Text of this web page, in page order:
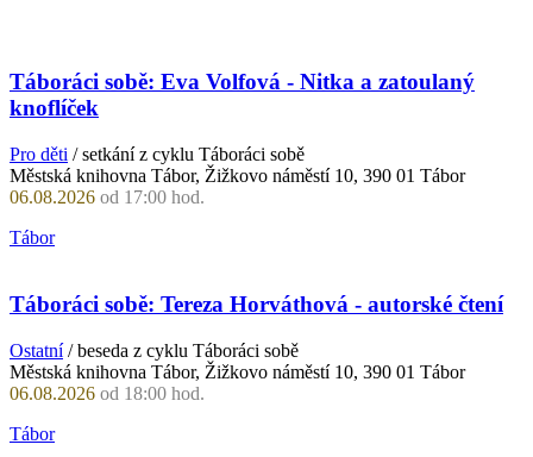
Táboráci sobě: Eva Volfová - Nitka a zatoulaný
knoflíček
Pro děti / setkání z cyklu Táboráci sobě
Městská knihovna Tábor, Žižkovo náměstí 10, 390 01 Tábor
06.08.2026 od 17:00 hod.
Tábor
Táboráci sobě: Tereza Horváthová - autorské čtení
Ostatní/ beseda z cyklu Táboráci sobě
Městská knihovna Tábor, Žižkovo náměstí 10, 390 01 Tábor
06.08.2026 od 18:00 hod.
Tábor